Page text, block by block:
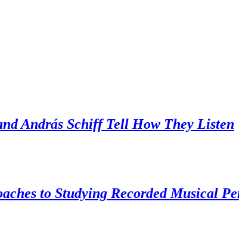
András Schiff Tell How They Listen
to Studying Recorded Musical